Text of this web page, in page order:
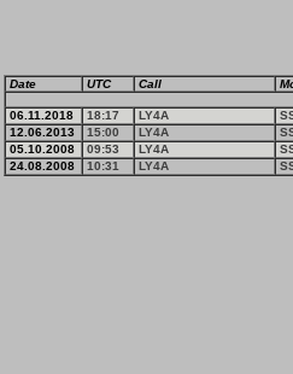
Date UTC Call
06.11.2018 18:17 LY4A
12.06.2013
15:00 LY4A
05.10.2008
09:53 LY4A
24.08.2008
10:31 LY4A